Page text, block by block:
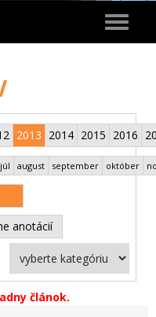
Toggle
2013 2014 2015 2016
júl august september október
anotácií
článok.